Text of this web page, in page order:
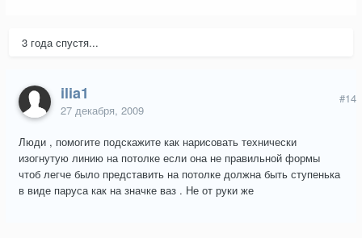
3 года спустя...
ilia1
27 декабря, 2009
#14
Люди , помогите подскажите как нарисовать технически
изогнутую линию на потолке если она не правильной формы
чтоб легче было представить на потолке должна быть ступенька
в виде паруса как на значке ваз . Не от руки же